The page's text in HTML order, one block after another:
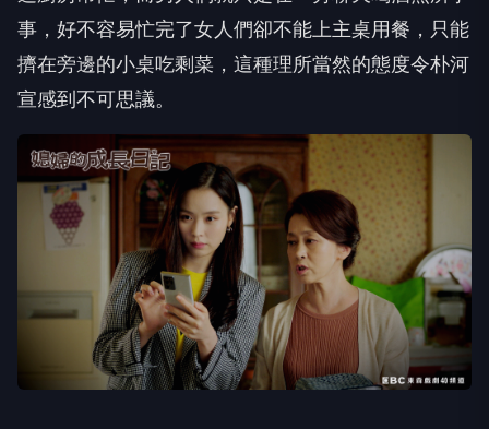
事， 好不容易忙完了女人們卻不能上主桌用餐， 只能
擠在旁邊的小桌吃剩菜， 這種理所當然的態度令朴河
宣感到不可思議。